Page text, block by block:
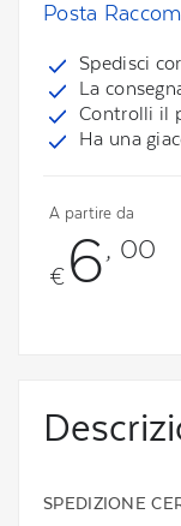
Posta
Spedisci
La
Controlli il
Ha una
A partire da
€ 6, 00
SPEDIZIONE